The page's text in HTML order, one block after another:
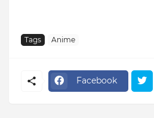
Tags Anime
Facebook